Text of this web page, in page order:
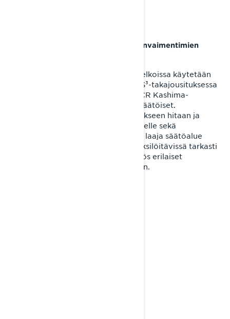
2. KYB PRO 46 HLCR Kashima -iskunvaimentimien
-moottorikelkoissa käytetään
sekä LFS+-etujousituksessa että PPS³-takajousituksessa
huippulaadukkaita KYB PRO 46 HLCR Kashima-
iskunvaimentimia, jotka ovat kolmisäätöiset.
Vaimentimissa on siis pikasäädöt erikseen hitaan ja
nopean liikkeen puristusvaimennukselle sekä
paluuvaimennukselle. Vaimentimien laaja säätöalue
takaa sen, että moottorikelkka on yksilöitävissä tarkasti
paitsi erilaisiin ajo-olosuhteisiin, myös erilaiset
kuljettajan mieltymykset huomioiden.